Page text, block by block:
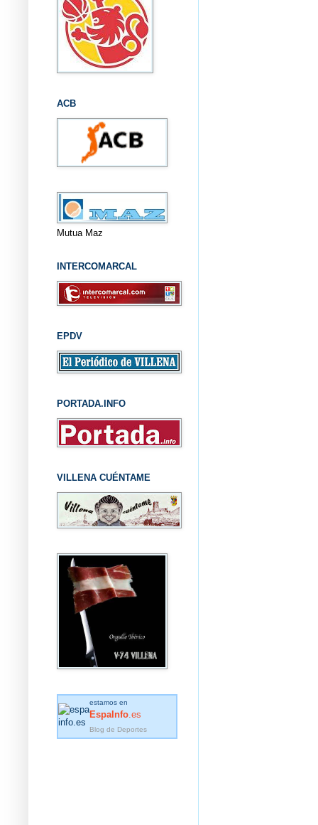
ACB
Mutua Maz
INTERCOMARCAL
EPDV
PORTADA.INFO
VILLENA CUÉNTAME
estamos en
EspaInfo .es
Blog de Deportes